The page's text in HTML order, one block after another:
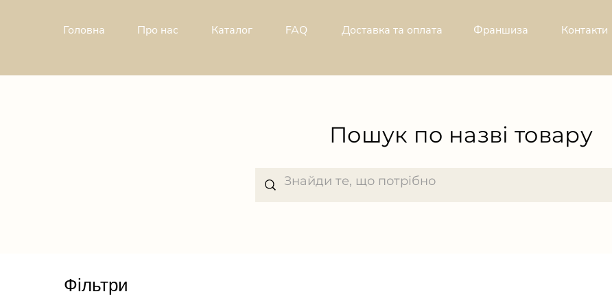
Головна Про нас Каталог FAQ Доставка та оплата Франшиза Контакти
Пошук по назві товару
Фільтри